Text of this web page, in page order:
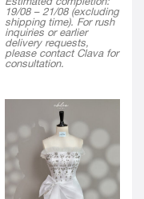
19/08 – 21/08 (excluding
shipping time). For rush
inquiries or earlier
delivery requests,
please contact Clava for
consultation.